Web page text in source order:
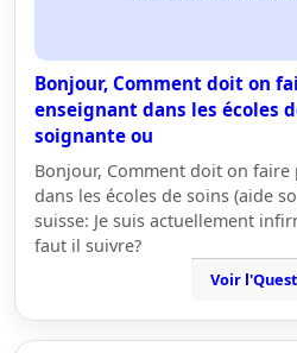
Bonjour, Comment doit on
enseignant dans les écoles
soignante ou
Bonjour, Comment doit on
dans les écoles de soins (aide
suisse: Je suis actuellement
faut il suivre?
Voir